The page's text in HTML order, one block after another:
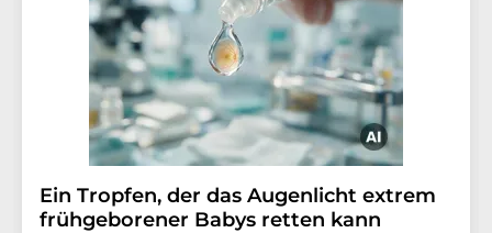
Ein Tropfen, der das Augenlicht extrem
frühgeborener Babys retten kann